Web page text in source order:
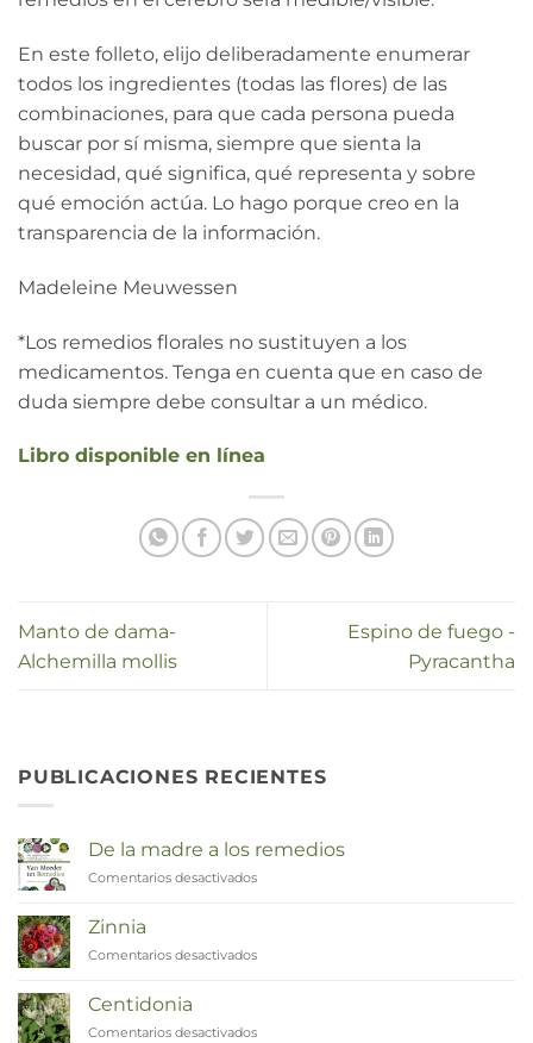
En este folleto, elijo deliberadamente enumerar
todos los ingredientes (todas las flores) de las
combinaciones, para que cada persona pueda
buscar por sí misma, siempre que sienta la
necesidad, qué significa, qué representa y sobre
qué emoción actúa. Lo hago porque creo en la
transparencia de la información.
Madeleine Meuwessen
*Los remedios florales no sustituyen a los
medicamentos. Tenga en cuenta que en caso de
duda siempre debe consultar a un médico.
Libro disponible en línea
Manto de dama-
Alchemilla mollis
Espino de fuego -
Pyracantha
PUBLICACIONES RECIENTES
De la madre a los remedios
Comentarios desactivados
Zinnia
Comentarios desactivados
Centidonia
Comentarios desactivados